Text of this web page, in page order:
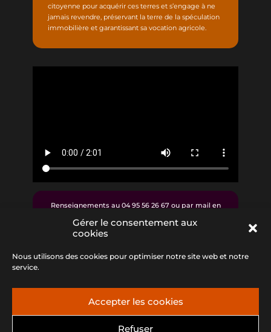
Gérer le consentement aux
cookies
Nous utilisons des cookies pour optimiser notre site web et notre
service.
Accepter les cookies
Refuser
citoyenne pour acquérir ces terres et s’engage à ne
jamais revendre, préservant la terre de la spéculation
immobilière et garantissant sa vocation agricole.
Renseignements au 04 95 56 26 67 ou par mail en
Réservations en ligne en cliquant